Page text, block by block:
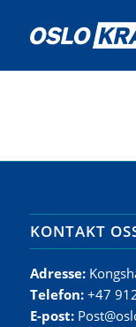
KONTAKT
Adresse:
Telefon: +47
E-post: